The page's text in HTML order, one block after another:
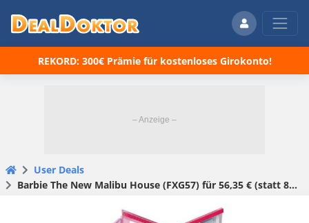
REKORD: 300€ Prämie für kostenloses Girokonto!
User Deals
Barbie The New Malibu House (FXG57) für 56,35 € (statt 81,41 €)